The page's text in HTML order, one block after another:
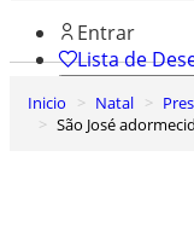
Entrar
Lista de
Carrinho de
Inicio Natal
São José